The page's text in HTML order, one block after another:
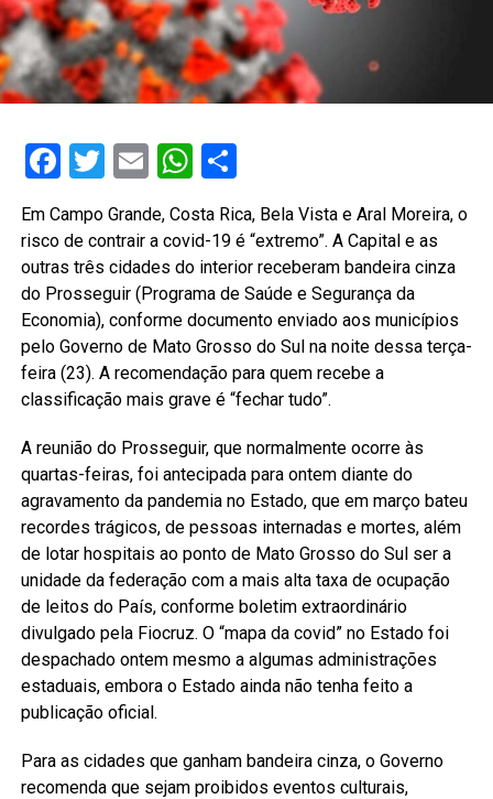
Facebook
Twitter
EmailWhatsApp
Share
Em Campo Grande, Costa Rica, Bela Vista e Aral Moreira, o
risco de contrair a covid-19 é “extremo”. A Capital e as
outras três cidades do interior receberam bandeira cinza
do Prosseguir (Programa de Saúde e Segurança da
Economia), conforme documento enviado aos municípios
pelo Governo de Mato Grosso do Sul na noite dessa terça-
feira (23). A recomendação para quem recebe a
classificação mais grave é “fechar tudo”.
A reunião do Prosseguir, que normalmente ocorre às
quartas-feiras, foi antecipada para ontem diante do
agravamento da pandemia no Estado, que em março bateu
recordes trágicos, de pessoas internadas e mortes, além
de lotar hospitais ao ponto de Mato Grosso do Sul ser a
unidade da federação com a mais alta taxa de ocupação
de leitos do País, conforme boletim extraordinário
divulgado pela Fiocruz. O “mapa da covid” no Estado foi
despachado ontem mesmo a algumas administrações
estaduais, embora o Estado ainda não tenha feito a
publicação oficial.
Para as cidades que ganham bandeira cinza, o Governo
recomenda que sejam proibidos eventos culturais,